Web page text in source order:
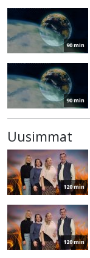
90 min
90 min
Uusimmat
120 min
120 min